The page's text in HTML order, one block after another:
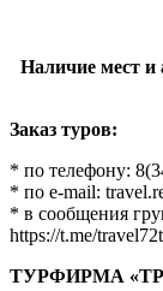
Наличие мест и
Заказ туров:
* по телефону:
* по e-mail:
* в сообщения
https://t.me/
ТУРФИРМА